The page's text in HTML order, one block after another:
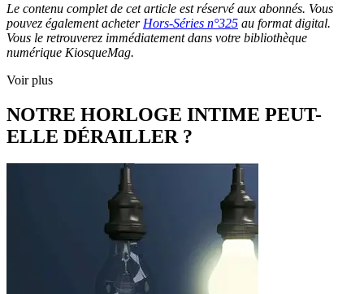
Le contenu complet de cet article est réservé aux abonnés. Vous
pouvez également acheter Hors-Séries n°325 au format digital.
Vous le retrouverez immédiatement dans votre bibliothèque
numérique KiosqueMag.
Voir plus
NOTRE HORLOGE INTIME PEUT-
ELLE DÉRAILLER ?